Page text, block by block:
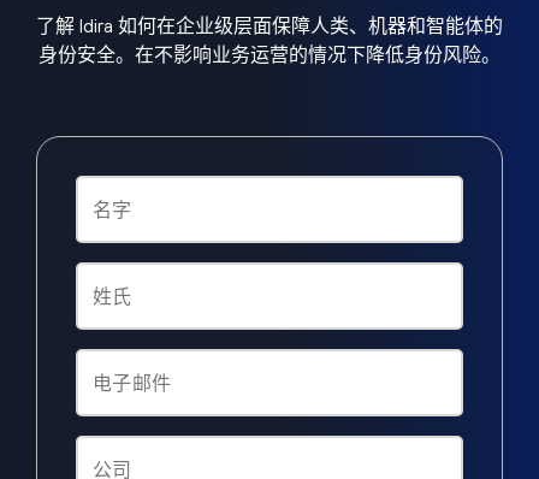
了解 Idira 如何在企业级层面保障人类、机器和智能体的
身份安全。在不影响业务运营的情况下降低身份风险。